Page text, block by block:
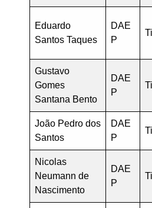
Eduardo
Santos Taques
DAE
P
Gustavo
Gomes
Santana Bento
DAE
P
João Pedro dos
Santos
DAE
P
Nicolas
Neumann de
Nascimento
DAE
P